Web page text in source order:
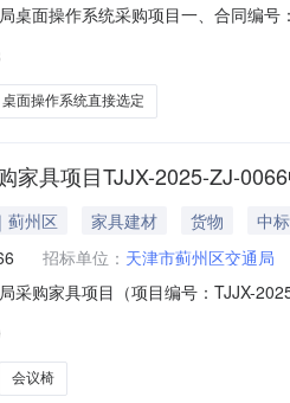
桌面操作系统采购项目一、合同编
天津市和平区**********联系人：王萍
桌面操作系统直接选定
家具项目TJJX-2025-ZJ-
蓟州区 家具建材 货物
中
招标单位： 天津市蓟州区交通局
采购家具项目（项目编号：TJJX-
名称：天津市蓟县亿达物资有限公
会议椅